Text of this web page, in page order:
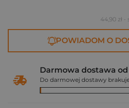
44,90 zł -
POWIADOM O
Darmowa dostawa od
Do darmowej dostawy brakuje